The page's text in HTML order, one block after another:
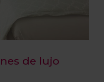
de lujo